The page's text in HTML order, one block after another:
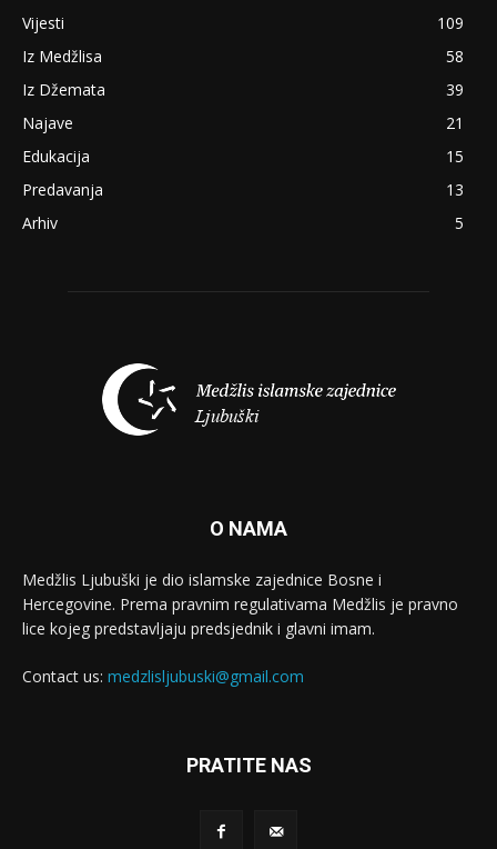
Vijesti
109
Iz Medžlisa
58
Iz Džemata
39
Najave
21
Edukacija
15
Predavanja
13
Arhiv
5
O NAMA
Medžlis Ljubuški je dio islamske zajednice Bosne i
Hercegovine. Prema pravnim regulativama Medžlis je pravno
lice kojeg predstavljaju predsjednik i glavni imam.
Contact us: medzlisljubuski@gmail.com
PRATITE NAS